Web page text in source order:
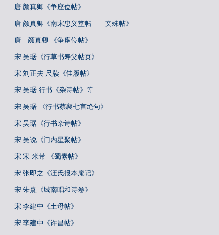
唐 颜真卿《争座位帖》
唐 颜真卿《南宋忠义堂帖——文殊帖》
唐 颜真卿 《争座位帖》
宋 吴琚《行草书寿父帖页》
宋 刘正夫 尺牍《佳履帖》
宋 吴琚 行书《杂诗帖》等
宋 吴琚 《行书蔡襄七言绝句》
宋 吴琚《行书杂诗帖》
宋 吴说《门内星聚帖》
宋 宋 米芾 《蜀素帖》
宋 张即之《汪氏报本庵记》
宋 朱熹《城南唱和诗卷》
宋 李建中《土母帖》
宋 李建中《许昌帖》